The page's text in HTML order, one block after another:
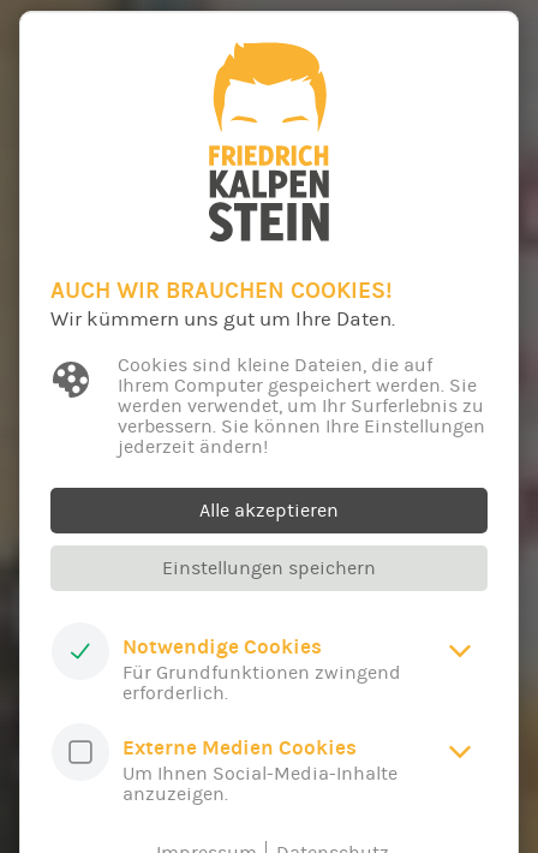
AUCH WIR BRAUCHEN COOKIES!
Wir kümmern uns gut um Ihre Daten.
Cookies sind kleine Dateien, die auf
Ihrem Computer gespeichert werden. Sie
werden verwendet, um Ihr Surferlebnis zu
verbessern. Sie können Ihre Einstellungen
jederzeit ändern!
Alle akzeptieren
Einstellungen speichern
Notwendige Cookies
Für Grundfunktionen zwingend
erforderlich.
Externe Medien Cookies
Um Ihnen Social-Media-Inhalte
anzuzeigen.